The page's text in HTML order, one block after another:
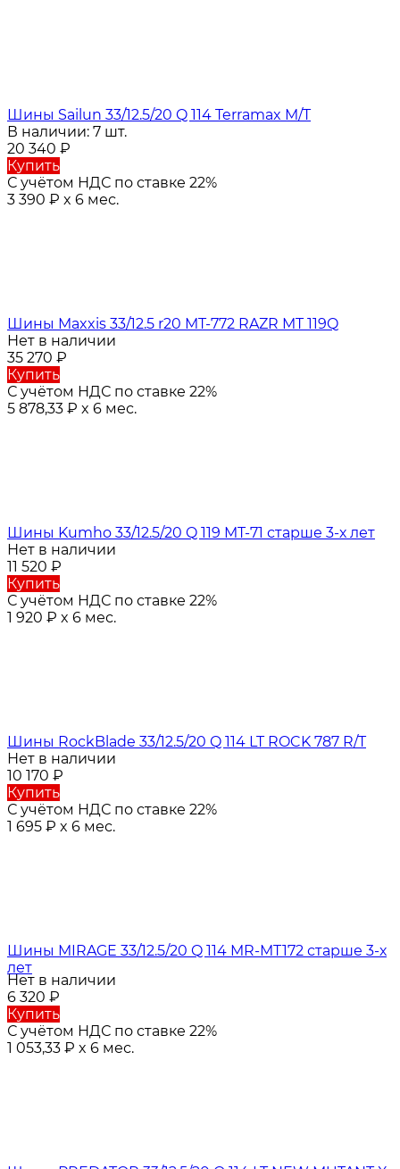
Шины Sailun 33/12.5/20 Q 114 Terramax M/T
В наличии: 7 шт.
20 340 ₽
Купить
С учётом НДС по ставке 22%
3 390 ₽ x 6 мес.
Шины Maxxis 33/12.5 r20 MT-772 RAZR MT 119Q
Нет в наличии
35 270 ₽
Купить
С учётом НДС по ставке 22%
5 878,33 ₽ x 6 мес.
Шины Kumho 33/12.5/20 Q 119 MT-71 старше 3-х лет
Нет в наличии
11 520 ₽
Купить
С учётом НДС по ставке 22%
1 920 ₽ x 6 мес.
Шины RockBlade 33/12.5/20 Q 114 LT ROCK 787 R/T
Нет в наличии
10 170 ₽
Купить
С учётом НДС по ставке 22%
1 695 ₽ x 6 мес.
Шины MIRAGE 33/12.5/20 Q 114 MR-MT172 старше 3-х
лет
Нет в наличии
6 320 ₽
Купить
С учётом НДС по ставке 22%
1 053,33 ₽ x 6 мес.